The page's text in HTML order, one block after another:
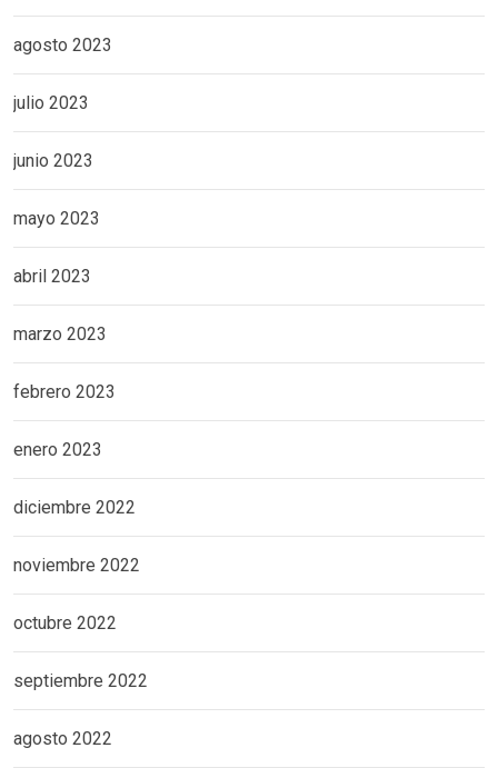
agosto 2023
julio 2023
junio 2023
mayo 2023
abril 2023
marzo 2023
febrero 2023
enero 2023
diciembre 2022
noviembre 2022
octubre 2022
septiembre 2022
agosto 2022